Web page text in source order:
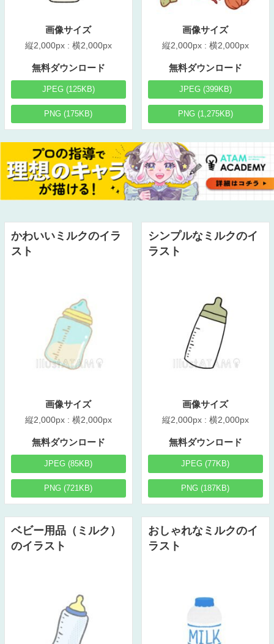
画像サイズ
縦2,000px : 横2,000px
無料ダウンロード
JPEG (125KB)
PNG (175KB)
画像サイズ
縦2,000px : 横2,000px
無料ダウンロード
JPEG (399KB)
PNG (1,275KB)
かわいいミルクのイラ
スト
画像サイズ
縦2,000px : 横2,000px
無料ダウンロード
JPEG (85KB)
PNG (721KB)
シンプルなミルクのイ
ラスト
画像サイズ
縦2,000px : 横2,000px
無料ダウンロード
JPEG (77KB)
PNG (187KB)
ベビー用品（ミルク）
のイラスト
おしゃれなミルクのイ
ラスト